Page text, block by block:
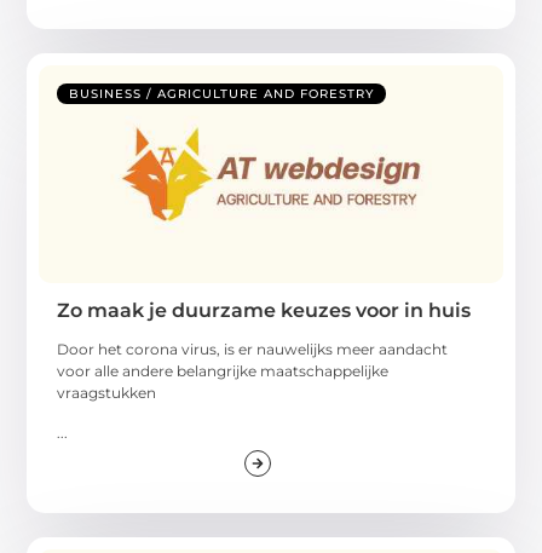
BUSINESS / AGRICULTURE AND FORESTRY
Zo maak je duurzame keuzes voor in huis
Door het corona virus, is er nauwelijks meer aandacht
voor alle andere belangrijke maatschappelijke
vraagstukken